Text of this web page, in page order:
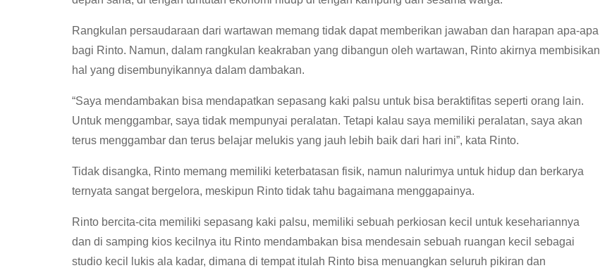
Rangkulan persaudaraan dari wartawan memang tidak dapat memberikan jawaban dan harapan apa-apa
bagi Rinto. Namun, dalam rangkulan keakraban yang dibangun oleh wartawan, Rinto akirnya membisikan
hal yang disembunyikannya dalam dambakan.
“Saya mendambakan bisa mendapatkan sepasang kaki palsu untuk bisa beraktifitas seperti orang lain.
Untuk menggambar, saya tidak mempunyai peralatan. Tetapi kalau saya memiliki peralatan, saya akan
terus menggambar dan terus belajar melukis yang jauh lebih baik dari hari ini”, kata Rinto.
Tidak disangka, Rinto memang memiliki keterbatasan fisik, namun nalurimya untuk hidup dan berkarya
ternyata sangat bergelora, meskipun Rinto tidak tahu bagaimana menggapainya.
Rinto bercita-cita memiliki sepasang kaki palsu, memiliki sebuah perkiosan kecil untuk kesehariannya
dan di samping kios kecilnya itu Rinto mendambakan bisa mendesain sebuah ruangan kecil sebagai
studio kecil lukis ala kadar, dimana di tempat itulah Rinto bisa menuangkan seluruh pikiran dan